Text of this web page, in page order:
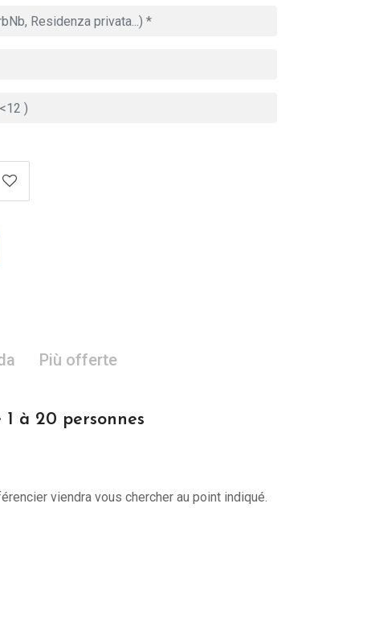
Più offerte
à 20 personnes
viendra vous chercher au point indiqué.